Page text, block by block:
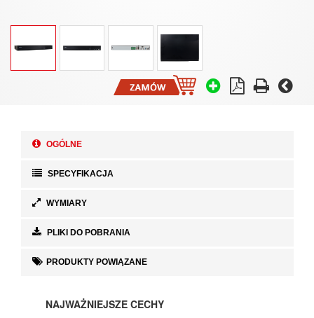
OGÓLNE
SPECYFIKACJA
WYMIARY
PLIKI DO POBRANIA
PRODUKTY POWIĄZANE
NAJWAŻNIEJSZE CECHY